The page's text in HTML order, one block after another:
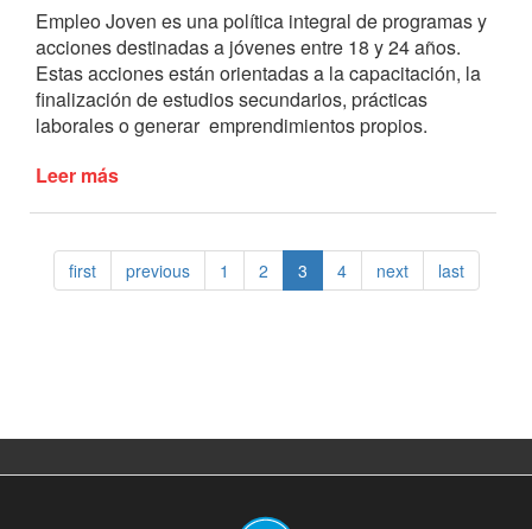
Empleo Joven es una política integral de programas y
acciones destinadas a jóvenes entre 18 y 24 años.
Estas acciones están orientadas a la capacitación, la
finalización de estudios secundarios, prácticas
laborales o generar emprendimientos propios.
Leer más
Jóvenes
con
una
first previous 1 2 3 4 next last